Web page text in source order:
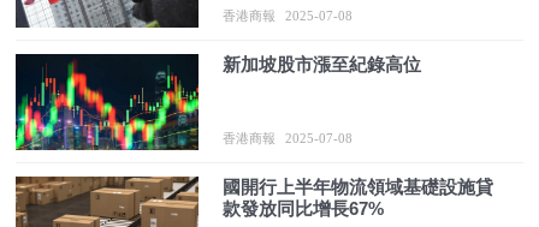
香港商報 2025-07-08
新加坡股市漲至紀錄高位
香港商報 2025-07-08
國開行上半年物流領域基礎設施貸
款發放同比增長67%